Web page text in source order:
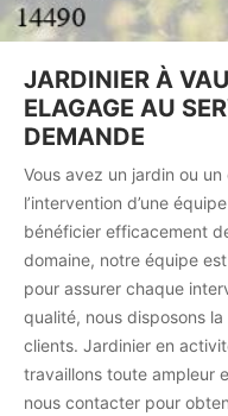
JARDINIER À
ELAGAGE AU
DEMANDE
Vous avez un jardin ou
l’intervention d’une
bénéficier efficacement
domaine, notre équipe
pour assurer chaque
qualité, nous disposons
clients. Jardinier en
travaillons toute ampleur
nous contacter pour